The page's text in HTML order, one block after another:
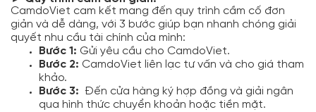
CamdoViet cam kết mang đến quy trình cầm cố đơn
giản và dễ dàng, với 3 bước giúp bạn nhanh chóng giải
quyết nhu cầu tài chính của mình:
Bước 1: Gửi yêu cầu cho CamdoViet.
Bước 2: CamdoViet liên lạc tư vấn và cho giá tham
khảo.
Bước 3: Đến cửa hàng ký hợp đồng và giải ngân
qua hình thức chuyển khoản hoặc tiền mặt.